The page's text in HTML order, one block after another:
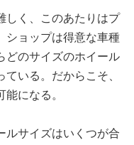
しく、このあたりはプ
ショップは得意な車種
どのサイズのホイール
いる。だからこそ、
になる。
ルサイズはいくつが合